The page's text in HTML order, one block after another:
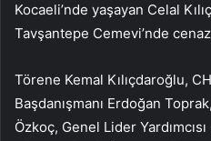
Kocaeli’nde yaşayan Celal
Tavşantepe Cemevi’nde
Törene Kemal Kılıçdaroğlu,
Başdanışmanı Erdoğan
Özkoç, Genel Lider